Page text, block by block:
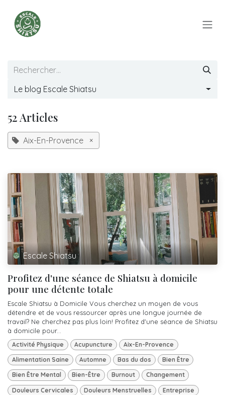
Le blog Escale Shiatsu
52 Articles
Aix-En-Provence ×
Escale Shiatsu
Profitez d'une séance de Shiatsu à domicile
pour une détente totale
Escale Shiatsu à Domicile Vous cherchez un moyen de vous
détendre et de vous ressourcer après une longue journée de
travail? Ne cherchez pas plus loin! Profitez d'une séance de Shiatsu
à domicile pour...
Activité Physique Acupuncture Aix-En-Provence
Alimentation Saine Automne Bas du dos Bien Être
Bien Être Mental Bien-Être Burnout Changement
Douleurs Cervicales Douleurs Menstruelles Entreprise